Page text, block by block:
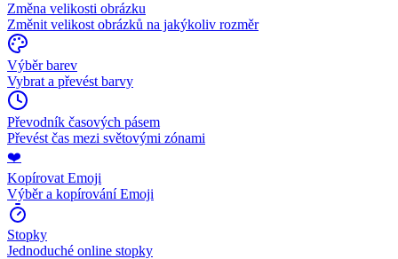
Změna velikosti obrázku
Změnit velikost obrázků na jakýkoliv rozměr
Výběr barev
Vybrat a převést barvy
Převodník časových pásem
Převést čas mezi světovými zónami
❤️
Kopírovat Emoji
Výběr a kopírování Emoji
Stopky
Jednoduché online stopky